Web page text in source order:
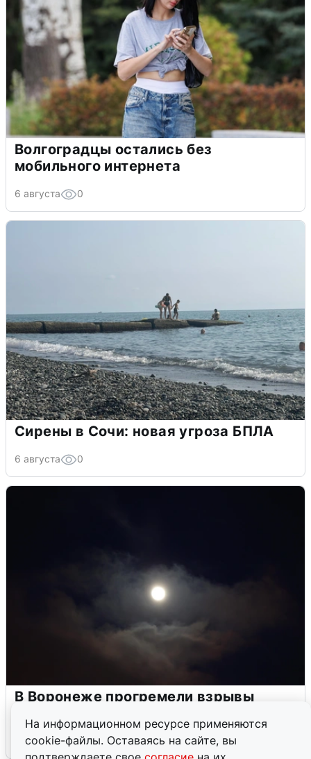
На информационном ресурсе применяются
cookie-файлы. Оставаясь на сайте, вы
Волгоградцы остались без
мобильного интернета
6 августа 0
Сирены в Сочи: новая угроза БПЛА
6 августа 0
В Воронеже прогремели взрывы
5 августа 0